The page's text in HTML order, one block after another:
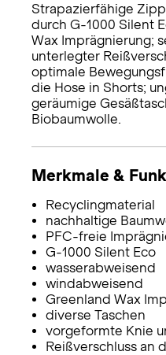
Strapazierfähige
durch G-1000 Silent
Wax Imprägnierung;
unterlegter
optimale
die Hose in Shorts;
geräumige
Biobaumwolle.
Merkmale &
Recyclingmaterial
nachhaltige
PFC-freie
G-1000 Silent Eco
wasserabweisend
windabweisend
Greenland Wax
diverse Taschen
vorgeformte Knie
Reißverschluss an